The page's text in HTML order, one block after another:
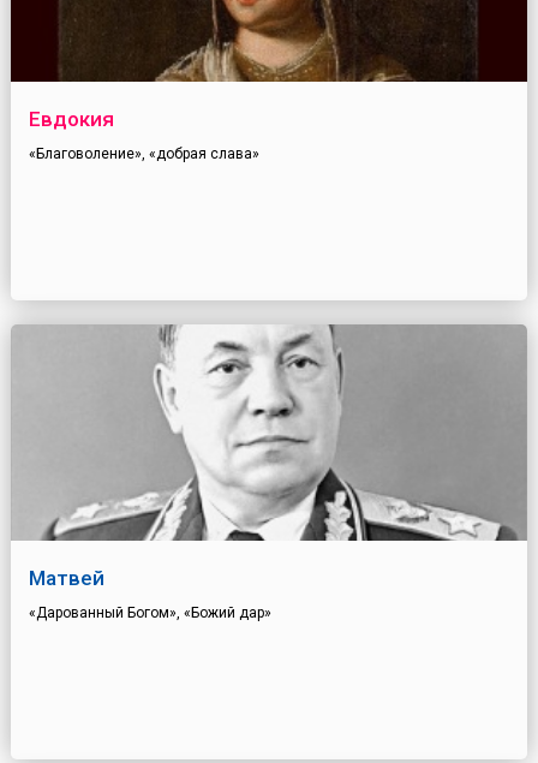
Евдокия
«Благоволение», «добрая слава»
Матвей
«Дарованный Богом», «Божий дар»